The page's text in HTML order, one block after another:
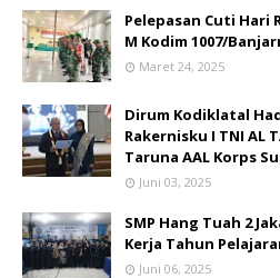
Pelepasan Cuti Hari
M Kodim 1007/
Maret 24, 2025
Dirum Kodiklatal
Rakernisku I TNI AL
Taruna AAL Korps
Juni 03, 2025
SMP Hang Tuah 2
Kerja Tahun
Juni 06, 2025